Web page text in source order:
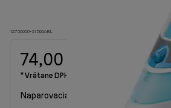
12750000-SI5006BL
74,00 €
* Vrátane DPH
Naparovacia žehlička FreeStyle 5 SI